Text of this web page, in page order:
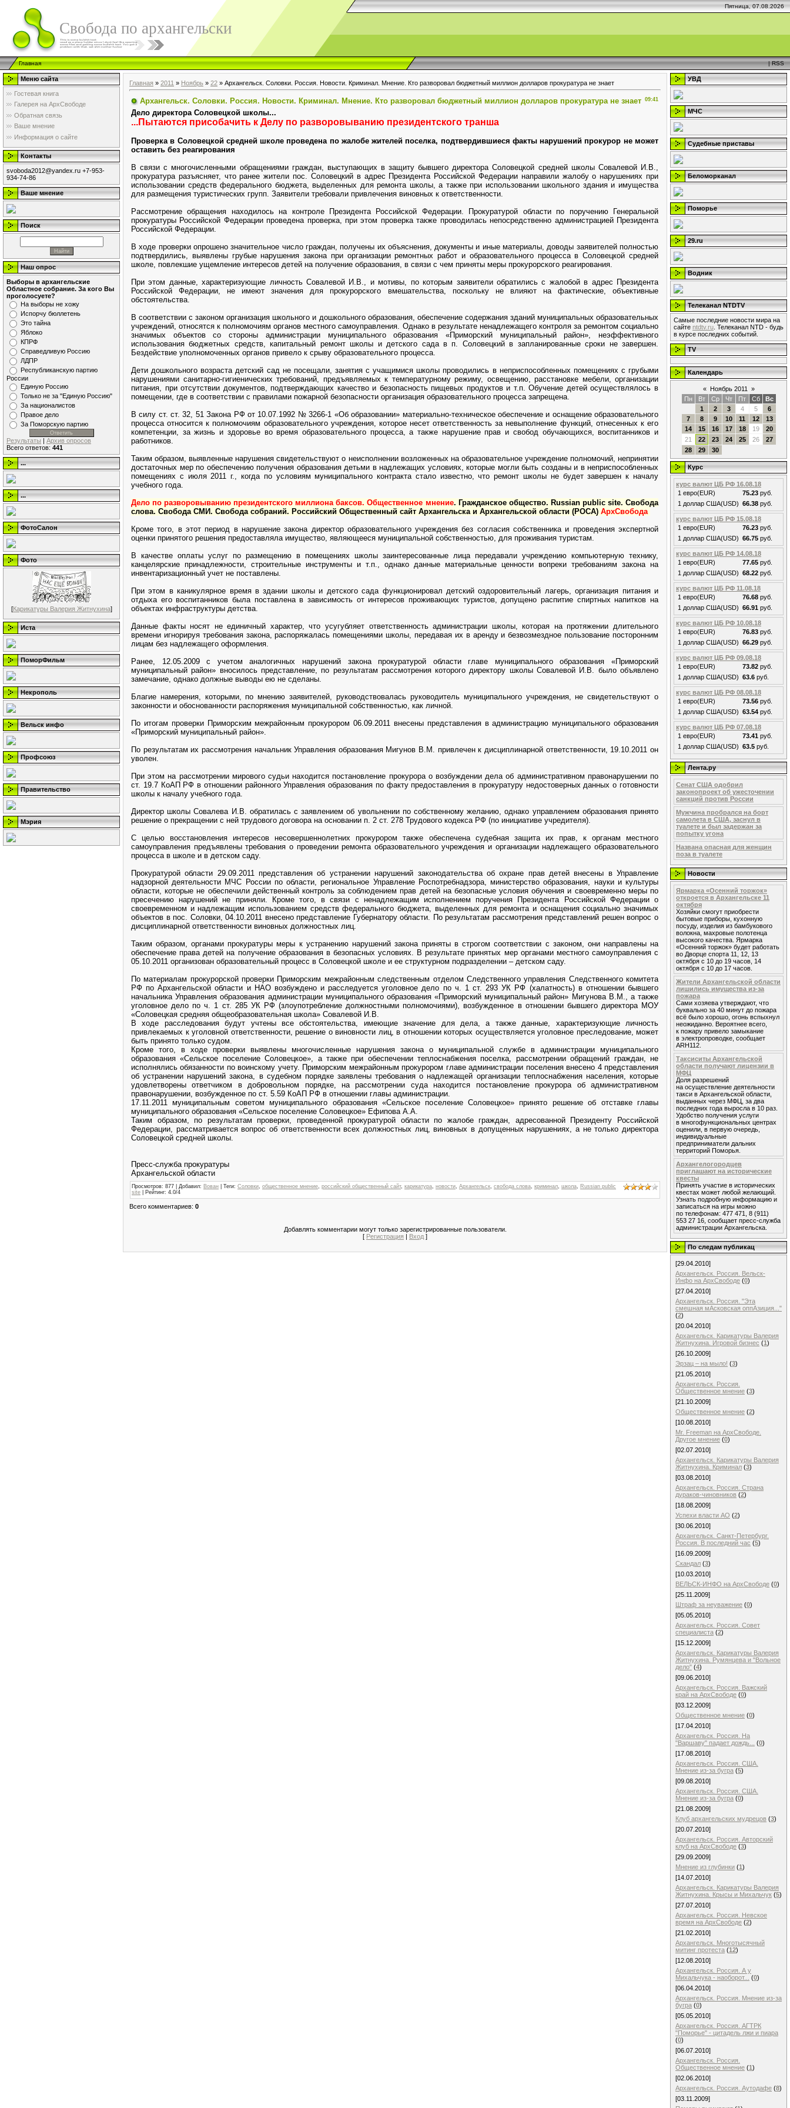
Пятница, 07.08.2026
Свобода по архангельски
Главная |RSS
Меню сайта
Гостевая книга
Галерея на АрхСвободе
Обратная связь
Ваше мнение
Информация о сайте
Контакты
svoboda2012@yandex.ru +7-953-
934-74-86
Ваше мнение
Поиск
Наш опрос
Выборы в архангельские
Областное собрание. За кого Вы
проголосуете?
На выборы не хожу
Испорчу бюллетень
Это тайна
Яблоко
КПРФ
Справедливую Россию
ЛДПР
Республиканскую партию
России
Единую Россию
Только не за "Единую Россию"
За националистов
Правое дело
За Поморскую партию
Результаты | Архив опросов
Всего ответов: 441
...
...
ФотоСалон
Фото
[Карикатуры Валерия Житнухина]
Иста
ПоморФильм
Некрополь
Вельск инфо
Профсоюз
Правительство
Мэрия
Главная » 2011 » Ноябрь » 22 » Архангельск. Соловки. Россия. Новости. Криминал. Мнение. Кто разворовал бюджетный миллион долларов прокуратура не знает
09:41
Архангельск. Соловки. Россия. Новости. Криминал. Мнение. Кто разворовал бюджетный миллион долларов прокуратура не знает
Дело директора Соловецкой школы...
...Пытаются присобачить к Делу по разворовыванию президентского транша
Проверка в Соловецкой средней школе проведена по жалобе жителей поселка, подтвердившиеся факты нарушений прокурор не может
оставить без реагирования
В связи с многочисленными обращениями граждан, выступающих в защиту бывшего директора Соловецкой средней школы Совалевой И.В.,
прокуратура разъясняет, что ранее жители пос. Соловецкий в адрес Президента Российской Федерации направили жалобу о нарушениях при
использовании средств федерального бюджета, выделенных для ремонта школы, а также при использовании школьного здания и имущества
для размещения туристических групп. Заявители требовали привлечения виновных к ответственности.
Рассмотрение обращения находилось на контроле Президента Российской Федерации. Прокуратурой области по поручению Генеральной
прокуратуры Российской Федерации проведена проверка, при этом проверка также проводилась непосредственно администрацией Президента
Российской Федерации.
В ходе проверки опрошено значительное число граждан, получены их объяснения, документы и иные материалы, доводы заявителей полностью
подтвердились, выявлены грубые нарушения закона при организации ремонтных работ и образовательного процесса в Соловецкой средней
школе, повлекшие ущемление интересов детей на получение образования, в связи с чем приняты меры прокурорского реагирования.
При этом данные, характеризующие личность Совалевой И.В., и мотивы, по которым заявители обратились с жалобой в адрес Президента
Российской Федерации, не имеют значения для прокурорского вмешательства, поскольку не влияют на фактические, объективные
обстоятельства.
В соответствии с законом организация школьного и дошкольного образования, обеспечение содержания зданий муниципальных образовательных
учреждений, относятся к полномочиям органов местного самоуправления. Однако в результате ненадлежащего контроля за ремонтом социально
значимых объектов со стороны администрации муниципального образования «Приморский муниципальный район», неэффективного
использования бюджетных средств, капитальный ремонт школы и детского сада в п. Соловецкий в запланированные сроки не завершен.
Бездействие уполномоченных органов привело к срыву образовательного процесса.
Дети дошкольного возраста детский сад не посещали, занятия с учащимися школы проводились в неприспособленных помещениях с грубыми
нарушениями санитарно-гигиенических требований, предъявляемых к температурному режиму, освещению, расстановке мебели, организации
питания, при отсутствии документов, подтверждающих качество и безопасность пищевых продуктов и т.п. Обучение детей осуществлялось в
помещении, где в соответствии с правилами пожарной безопасности организация образовательного процесса запрещена.
В силу ст. ст. 32, 51 Закона РФ от 10.07.1992 № 3266-1 «Об образовании» материально-техническое обеспечение и оснащение образовательного
процесса относится к полномочиям образовательного учреждения, которое несет ответственность за невыполнение функций, отнесенных к его
компетенции, за жизнь и здоровье во время образовательного процесса, а также нарушение прав и свобод обучающихся, воспитанников и
работников.
Таким образом, выявленные нарушения свидетельствуют о неисполнении возложенных на образовательное учреждение полномочий, непринятии
достаточных мер по обеспечению получения образования детьми в надлежащих условиях, которые могли быть созданы и в неприспособленных
помещениях с июля 2011 г., когда по условиям муниципального контракта стало известно, что ремонт школы не будет завершен к началу
учебного года.
Дело по разворовыванию президентского миллиона баксов. Общественное мнение. Гражданское общество. Russian public site. Свобода
слова. Свобода СМИ. Свобода собраний. Российский Общественный сайт Архангельска и Архангельской области (РОСА) АрхСвобода
Кроме того, в этот период в нарушение закона директор образовательного учреждения без согласия собственника и проведения экспертной
оценки принятого решения предоставляла имущество, являющееся муниципальной собственностью, для проживания туристам.
В качестве оплаты услуг по размещению в помещениях школы заинтересованные лица передавали учреждению компьютерную технику,
канцелярские принадлежности, строительные инструменты и т.п., однако данные материальные ценности вопреки требованиям закона на
инвентаризационный учет не поставлены.
При этом в каникулярное время в здании школы и детского сада функционировал детский оздоровительный лагерь, организация питания и
отдыха его воспитанников была поставлена в зависимость от интересов проживающих туристов, допущено распитие спиртных напитков на
объектах инфраструктуры детства.
Данные факты носят не единичный характер, что усугубляет ответственность администрации школы, которая на протяжении длительного
времени игнорируя требования закона, распоряжалась помещениями школы, передавая их в аренду и безвозмездное пользование посторонним
лицам без надлежащего оформления.
Ранее, 12.05.2009 с учетом аналогичных нарушений закона прокуратурой области главе муниципального образования «Приморский
муниципальный район» вносилось представление, по результатам рассмотрения которого директору школы Совалевой И.В. было объявлено
замечание, однако должные выводы ею не сделаны.
Благие намерения, которыми, по мнению заявителей, руководствовалась руководитель муниципального учреждения, не свидетельствуют о
законности и обоснованности распоряжения муниципальной собственностью, как личной.
По итогам проверки Приморским межрайонным прокурором 06.09.2011 внесены представления в администрацию муниципального образования
«Приморский муниципальный район».
По результатам их рассмотрения начальник Управления образования Мигунов В.М. привлечен к дисциплинарной ответственности, 19.10.2011 он
уволен.
При этом на рассмотрении мирового судьи находится постановление прокурора о возбуждении дела об административном правонарушении по
ст. 19.7 КоАП РФ в отношении районного Управления образования по факту предоставления в прокуратуру недостоверных данных о готовности
школы к началу учебного года.
Директор школы Совалева И.В. обратилась с заявлением об увольнении по собственному желанию, однако управлением образования принято
решение о прекращении с ней трудового договора на основании п. 2 ст. 278 Трудового кодекса РФ (по инициативе учредителя).
С целью восстановления интересов несовершеннолетних прокурором также обеспечена судебная защита их прав, к органам местного
самоуправления предъявлены требования о проведении ремонта образовательного учреждения и организации надлежащего образовательного
процесса в школе и в детском саду.
Прокуратурой области 29.09.2011 представления об устранении нарушений законодательства об охране прав детей внесены в Управление
надзорной деятельности МЧС России по области, региональное Управление Роспотребнадзора, министерство образования, науки и культуры
области, которые не обеспечили действенный контроль за соблюдением прав детей на безопасные условия обучения и своевременно меры по
пресечению нарушений не приняли. Кроме того, в связи с ненадлежащим исполнением поручения Президента Российской Федерации о
своевременном и надлежащим использованием средств федерального бюджета, выделенных для ремонта и оснащения социально значимых
объектов в пос. Соловки, 04.10.2011 внесено представление Губернатору области. По результатам рассмотрения представлений решен вопрос о
дисциплинарной ответственности виновных должностных лиц.
Таким образом, органами прокуратуры меры к устранению нарушений закона приняты в строгом соответствии с законом, они направлены на
обеспечение права детей на получение образования в безопасных условиях. В результате принятых мер органами местного самоуправления с
05.10.2011 организован образовательный процесс в Соловецкой школе и ее структурном подразделении – детском саду.
По материалам прокурорской проверки Приморским межрайонным следственным отделом Следственного управления Следственного комитета
РФ по Архангельской области и НАО возбуждено и расследуется уголовное дело по ч. 1 ст. 293 УК РФ (халатность) в отношении бывшего
начальника Управления образования администрации муниципального образования «Приморский муниципальный район» Мигунова В.М., а также
уголовное дело по ч. 1 ст. 285 УК РФ (злоупотребление должностными полномочиями), возбужденное в отношении бывшего директора МОУ
«Соловецкая средняя общеобразовательная школа» Совалевой И.В.
В ходе расследования будут учтены все обстоятельства, имеющие значение для дела, а также данные, характеризующие личность
привлекаемых к уголовной ответственности, решение о виновности лиц, в отношении которых осуществляется уголовное преследование, может
быть принято только судом.
Кроме того, в ходе проверки выявлены многочисленные нарушения закона о муниципальной службе в администрации муниципального
образования «Сельское поселение Соловецкое», а также при обеспечении теплоснабжения поселка, рассмотрении обращений граждан, не
исполнялись обязанности по воинскому учету. Приморским межрайонным прокурором главе администрации поселения внесено 4 представления
об устранении нарушений закона, в судебном порядке заявлены требования о надлежащей организации теплоснабжения населения, которые
удовлетворены ответчиком в добровольном порядке, на рассмотрении суда находится постановление прокурора об административном
правонарушении, возбужденное по ст. 5.59 КоАП РФ в отношении главы администрации.
17.11.2011 муниципальным советом муниципального образования «Сельское поселение Соловецкое» принято решение об отставке главы
муниципального образования «Сельское поселение Соловецкое» Ефипова А.А.
Таким образом, по результатам проверки, проведенной прокуратурой области по жалобе граждан, адресованной Президенту Российской
Федерации, рассматривается вопрос об ответственности всех должностных лиц, виновных в допущенных нарушениях, а не только директора
Соловецкой средней школы.
Пресс-служба прокуратуры
Архангельской области
Просмотров: 877 | Добавил: Вован Теги: Соловки общественное мнение российский общественный сайт, карикатура новости Архангельск свобода слова криминал школа
Russian public
site
Рейтинг: 4.0/4
Всего комментариев: 0
Добавлять комментарии могут только зарегистрированные пользователи.
[ Регистрация | Вход ]
УВД
МЧС
Судебные приставы
Беломорканал
Поморье
29.ru
Водник
Телеканал NTDTV
Самые последние новости мира на
сайте ntdtv.ru . Телеканал NTD - будь
в курсе последних событий.
TV
Календарь
« Ноябрь 2011
»
Пн
Вт Ср Чт Пт Сб
Вс
1
2 3 4 5
6
7
8 9 10 11 12
13
14
15 16 17 18 19
20
21
22 23 24 25 26
27
28
29 30
Курс
курс валют ЦБ РФ 16.08.18
1 евро(EUR)
75.23 руб.
1 доллар США(USD) 66.38 руб.
курс валют ЦБ РФ 15.08.18
1 евро(EUR)
76.23 руб.
1 доллар США(USD) 66.75 руб.
курс валют ЦБ РФ 14.08.18
1 евро(EUR)
77.65 руб.
1 доллар США(USD) 68.22 руб.
курс валют ЦБ РФ 11.08.18
1 евро(EUR)
76.68 руб.
1 доллар США(USD) 66.91 руб.
курс валют ЦБ РФ 10.08.18
1 евро(EUR)
76.83 руб.
1 доллар США(USD) 66.29 руб.
курс валют ЦБ РФ 09.08.18
1 евро(EUR)
73.82 руб.
1 доллар США(USD) 63.6 руб.
курс валют ЦБ РФ 08.08.18
1 евро(EUR)
73.56 руб.
1 доллар США(USD) 63.54 руб.
курс валют ЦБ РФ 07.08.18
1 евро(EUR)
73.41 руб.
1 доллар США(USD) 63.5 руб.
Лента.ру
Сенат США одобрил
законопроект об ужесточении
санкций против России
Мужчина пробрался на борт
самолета в США, заснул в
туалете и был задержан за
попытку угона
Названа опасная для женщин
поза в туалете
Новости
Ярмарка «Осенний торжок»
откроется в Архангельске 11
октября
Хозяйки смогут приобрести
бытовые приборы, кухонную
посуду, изделия из бамбукового
волокна, махровые полотенца
высокого качества. Ярмарка
«Осенний торжок» будет работать
во Дворце спорта 11, 12, 13
октября с 10 до 19 часов, 14
октября с 10 до 17 часов.
Жители Архангельской области
лишились имущества из-за
пожара
Сами хозяева утверждают, что
буквально за 40 минут до пожара
всё было хорошо, огонь вспыхнул
неожиданно. Вероятнее всего,
к пожару привело замыкание
в электропроводке, сообщает
ARH112.
Таксиситы Архангельской
области получают лицензии в
МФЦ
Доля разрешений
на осуществление деятельности
такси в Архангельской области,
выданных через МФЦ, за два
последних года выросла в 10 раз.
Удобство получения услуги
в многофункциональных центрах
оценили, в первую очередь,
индивидуальные
предприниматели дальних
территорий Поморья.
Архангелогородцев
приглашают на исторические
квесты
Принять участие в исторических
квестах может любой желающий.
Узнать подробную информацию и
записаться на игры можно
по телефонам: 477 471, 8 (911)
553 27 16, сообщает пресс-служба
администрации Архангельска.
По следам публикац
[29.04.2010]
Архангельск. Россия. Вельск-
Инфо на АрхСвободе (0)
[27.04.2010]
Архангельск. Россия. "Эта
смешная мАсковская оппАзиция..."
(2)
[20.04.2010]
Архангельск. Карикатуры Валерия
Житнухина. Игровой бизнес (1)
[26.10.2009]
Эрзац – на мыло! (3)
[21.05.2010]
Архангельск. Россия.
Общественное мнение (3)
[21.10.2009]
Общественное мнение (2)
[10.08.2010]
Mr. Freeman на АрхСвободе.
Другое мнение (0)
[02.07.2010]
Архангельск. Карикатуры Валерия
Житнухина. Криминал (3)
[03.08.2010]
Архангельск. Россия. Страна
дураков-чиновников (2)
[18.08.2009]
Успехи власти АО (2)
[30.06.2010]
Архангельск. Санкт-Петербург.
Россия. В последний час (5)
[16.09.2009]
Скандал (3)
[10.03.2010]
ВЕЛЬСК-ИНФО на АрхСвободе (0)
[25.11.2009]
Штраф за неуважение (0)
[05.05.2010]
Архангельск. Россия. Совет
специалиста (2)
[15.12.2009]
Архангельск. Карикатуры Валерия
Житнухина. Румянцева и "Вольное
дело" (4)
[09.06.2010]
Архангельск. Россия. Важский
край на АрхСвободе (0)
[03.12.2009]
Общественное мнение (0)
[17.04.2010]
Архангельск. Россия. На
"Варшаву" падает дождь...
(0)
[17.08.2010]
Архангельск. Россия. США.
Мнение из-за бугра (5)
[09.08.2010]
Архангельск. Россия. США.
Мнение из-за бугра (0)
[21.08.2009]
Клуб архангельских мудрецов (3)
[20.07.2010]
Архангельск. Россия. Авторский
клуб на АрхСвободе (3)
[29.09.2009]
Мнение из глубинки (1)
[14.07.2010]
Архангельск. Карикатуры Валерия
Житнухина. Крысы и Михальчук (5)
[27.07.2010]
Архангельск. Россия. Невское
время на АрхСвободе (2)
[21.02.2010]
Архангельск. Многотысячный
митинг протеста (12)
[12.08.2010]
Архангельск. Россия. А у
Михальчука - наоборот...
(0)
[06.04.2010]
Архангельск. Россия. Мнение из-за
бугра (0)
[05.05.2010]
Архангельск. Россия. АГТРК
"Поморье" - цитадель лжи и пиара
(0)
[06.07.2010]
Архангельск. Россия.
Общественное мнение (1)
[02.06.2010]
Архангельск. Россия. Аутодафе (8)
[03.11.2009]